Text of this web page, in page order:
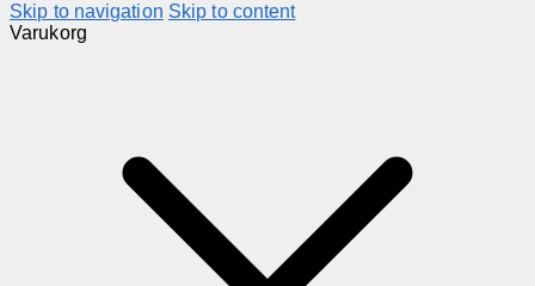
Skip to navigation Skip to content
Varukorg